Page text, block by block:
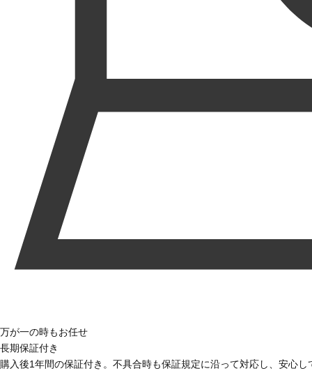
万が一の時もお任せ
長期保証付き
購入後1年間の保証付き。不具合時も保証規定に沿って対応し、安心